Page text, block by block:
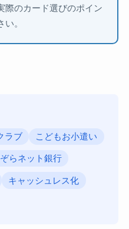
際のカード選びのポイン
い。
ラブ こどもお小遣い
らネット銀行
キャッシュレス化